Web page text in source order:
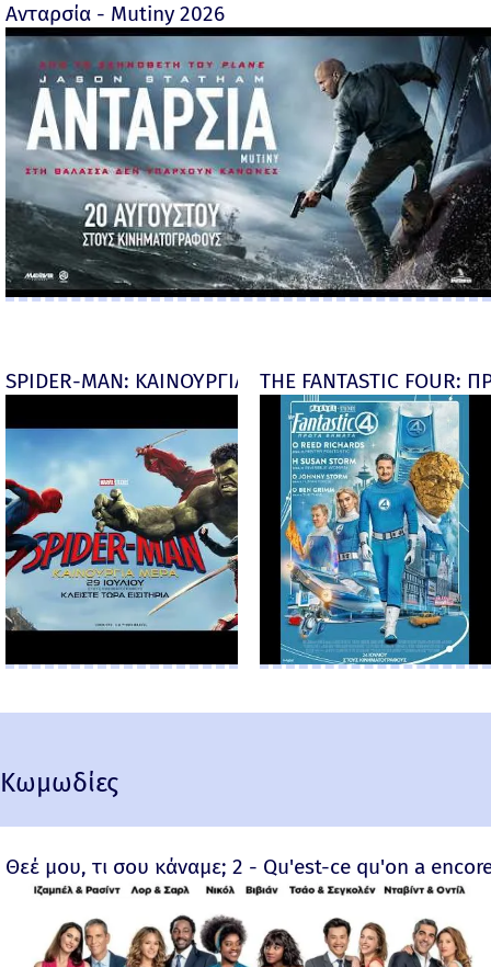
Ανταρσία - Mutiny 2026
SPIDER-MAN: ΚΑΙΝΟΥΡΓΙΑ ΜΕΡΑ (Spider-Man:
THE FANTASTIC
Κωμωδίες
Θεέ μου, τι σου κάναμε; 2 - Qu'est-ce qu'on a